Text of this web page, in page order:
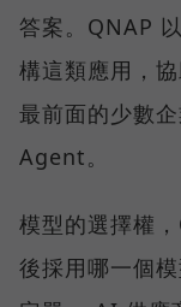
答案。QNAP
構這類應用，
最前面的少數
Agent。
模型的選擇權
後採用哪一個